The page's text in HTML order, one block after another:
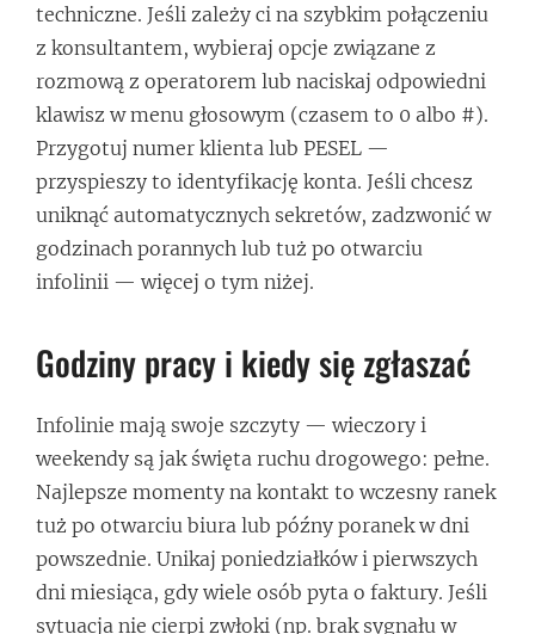
techniczne. Jeśli zależy ci na szybkim połączeniu
z konsultantem, wybieraj opcje związane z
rozmową z operatorem lub naciskaj odpowiedni
klawisz w menu głosowym (czasem to 0 albo #).
Przygotuj numer klienta lub PESEL —
przyspieszy to identyfikację konta. Jeśli chcesz
uniknąć automatycznych sekretów, zadzwonić w
godzinach porannych lub tuż po otwarciu
infolinii — więcej o tym niżej.
Godziny pracy i kiedy się zgłaszać
Infolinie mają swoje szczyty — wieczory i
weekendy są jak święta ruchu drogowego: pełne.
Najlepsze momenty na kontakt to wczesny ranek
tuż po otwarciu biura lub późny poranek w dni
powszednie. Unikaj poniedziałków i pierwszych
dni miesiąca, gdy wiele osób pyta o faktury. Jeśli
sytuacja nie cierpi zwłoki (np. brak sygnału w